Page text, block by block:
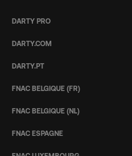
DARTY PRO
DARTY.COM
DARTY.PT
FNAC BELGIQUE (FR)
FNAC BELGIQUE (NL)
FNAC ESPAGNE